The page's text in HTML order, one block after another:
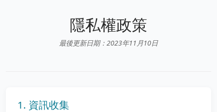
隱私權政策
最後更新日期：2023年11月10日
1. 資訊收集